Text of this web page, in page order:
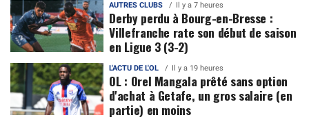
AUTRES CLUBS Il y a 7 heures
Derby perdu à Bourg-en-Bresse :
Villefranche rate son début de saison
en Ligue 3 (3-2)
L'ACTU DE L'OL Il y a 19 heures
OL : Orel Mangala prêté sans option
d'achat à Getafe, un gros salaire (en
partie) en moins